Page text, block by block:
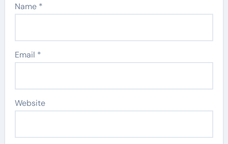
Name *
Email *
Website